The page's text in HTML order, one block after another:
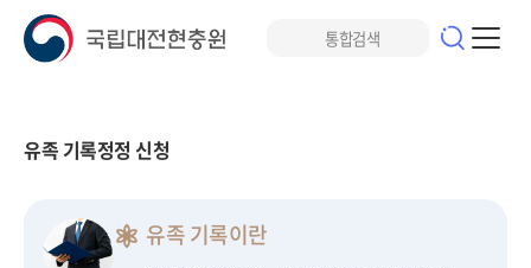
유족 기록정정 신청
유족 기록이란